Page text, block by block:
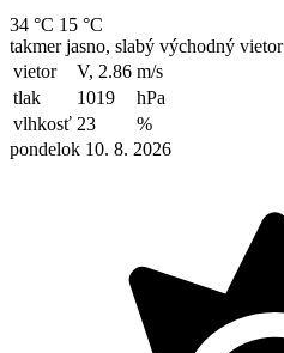
34 °C 15 °C
takmer jasno, slabý východný vietor
vietor
V, 2.86 m/s
tlak
1019
hPa
vlhkosť 23
%
pondelok 10. 8. 2026